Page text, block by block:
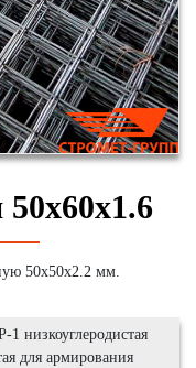
50х50х2.2 мм.
1 низкоуглеродистая
для армирования